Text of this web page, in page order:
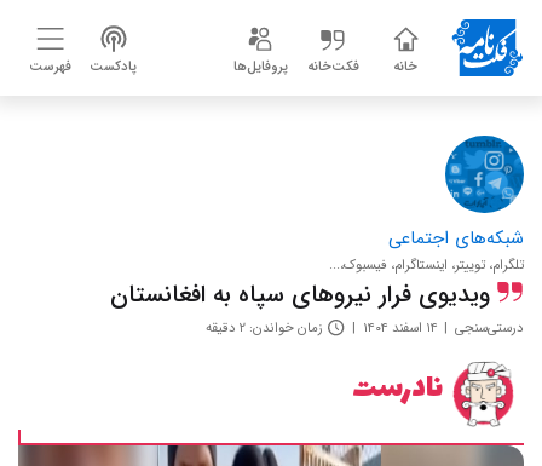
خانه فکت‌خانه پروفایل‌ها پادکست فهرست
شبکه‌های اجتماعی
تلگرام، توییتر، اینستاگرام، فیسبوک،...
ویدیوی فرار نیروهای سپاه به افغانستان
درستی‌سنجی ۱۴ اسفند ۱۴۰۴ زمان خواندن: ۲ دقیقه
نادرست